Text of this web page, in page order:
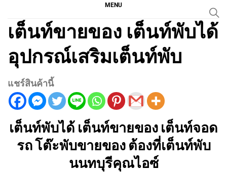
โมชั่น
MENU
เต็นท์ขายของ เต็นท์พับได้
อุปกรณ์เสริมเต็นท์พับ
แชร์สินค้านี้
เต็นท์พับได้ เต็นท์ขายของ เต็นท์จอด
รถ โต๊ะพับขายของ ต้องที่เต็นท์พับ
นนทบุรีคุณไอซ์